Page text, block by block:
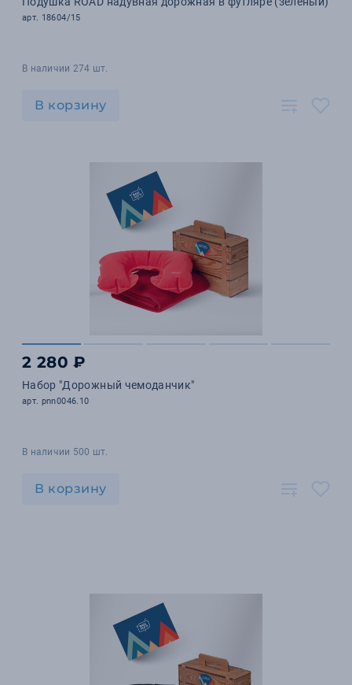
арт. 18604/15
В наличии 274 шт.
В корзину
2 280 ₽
Набор "Дорожный чемоданчик"
арт. pnn0046.10
В наличии 500 шт.
В корзину